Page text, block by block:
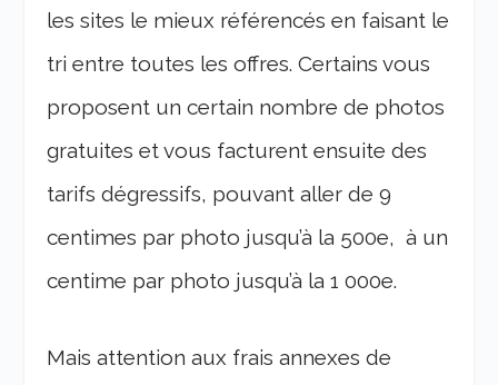
les sites le mieux référencés en faisant le
tri entre toutes les offres. Certains vous
proposent un certain nombre de photos
gratuites et vous facturent ensuite des
tarifs dégressifs, pouvant aller de 9
centimes par photo jusqu’à la 500e, à un
centime par photo jusqu’à la 1 000e.
Mais attention aux frais annexes de